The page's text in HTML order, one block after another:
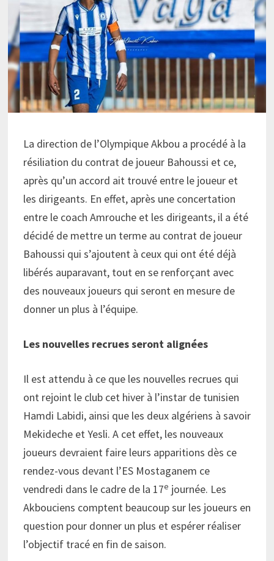
La direction de l’Olympique Akbou a procédé à la
résiliation du contrat de joueur Bahoussi et ce,
après qu’un accord ait trouvé entre le joueur et
les dirigeants. En effet, après une concertation
entre le coach Amrouche et les dirigeants, il a été
décidé de mettre un terme au contrat de joueur
Bahoussi qui s’ajoutent à ceux qui ont été déjà
libérés auparavant, tout en se renforçant avec
des nouveaux joueurs qui seront en mesure de
donner un plus à l’équipe.
Les nouvelles recrues seront alignées
Il est attendu à ce que les nouvelles recrues qui
ont rejoint le club cet hiver à l’instar de tunisien
Hamdi Labidi, ainsi que les deux algériens à savoir
Mekideche et Yesli. A cet effet, les nouveaux
joueurs devraient faire leurs apparitions dès ce
rendez-vous devant l’ES Mostaganem ce
vendredi dans le cadre de la 17e journée. Les
Akbouciens comptent beaucoup sur les joueurs en
question pour donner un plus et espérer réaliser
l’objectif tracé en fin de saison.